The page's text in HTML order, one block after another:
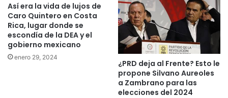
Así era la vida de lujos de
Caro Quintero en Costa
Rica, lugar donde se
escondía de la DEA y el
gobierno mexicano
enero 29, 2024
¿PRD deja al Frente? Esto le
propone Silvano Aureoles
a Zambrano para las
elecciones del 2024